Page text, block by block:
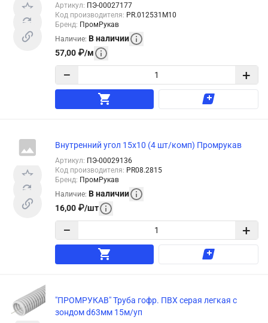
Артикул: ПЭ-00027177
Код производителя: PR.012531М10
Бренд: ПромРукав
Наличие: В наличии
57,00 ₽/м
− +
Внутренний угол 15х10 (4 шт/комп) Промрукав
Артикул: ПЭ-00029136
Код производителя: PR08.2815
Бренд: ПромРукав
Наличие: В наличии
16,00 ₽/шт
− +
"ПРОМРУКАВ" Труба гофр. ПВХ серая легкая с
зондом d63мм 15м/уп